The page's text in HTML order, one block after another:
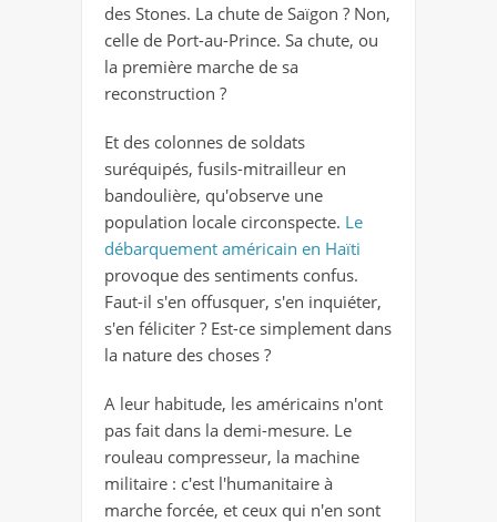
des Stones. La chute de Saïgon ? Non,
celle de Port-au-Prince. Sa chute, ou
la première marche de sa
reconstruction ?
Et des colonnes de soldats
suréquipés, fusils-mitrailleur en
bandoulière, qu'observe une
population locale circonspecte. Le
débarquement américain en Haïti
provoque des sentiments confus.
Faut-il s'en offusquer, s'en inquiéter,
s'en féliciter ? Est-ce simplement dans
la nature des choses ?
A leur habitude, les américains n'ont
pas fait dans la demi-mesure. Le
rouleau compresseur, la machine
militaire : c'est l'humanitaire à
marche forcée, et ceux qui n'en sont